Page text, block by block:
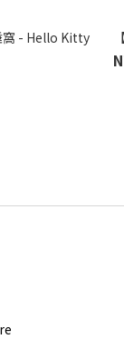
窩 - Hello Kitty